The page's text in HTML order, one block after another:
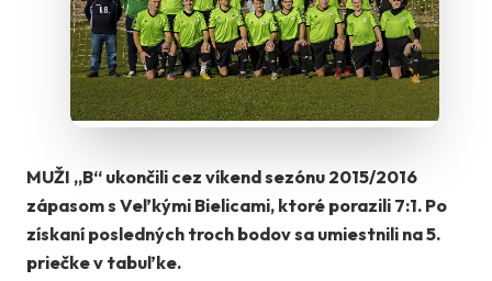
MUŽI „B“ ukončili cez víkend sezónu 2015/2016
zápasom s Veľkými Bielicami, ktoré porazili 7:1. Po
získaní posledných troch bodov sa umiestnili na 5.
priečke v tabuľke.